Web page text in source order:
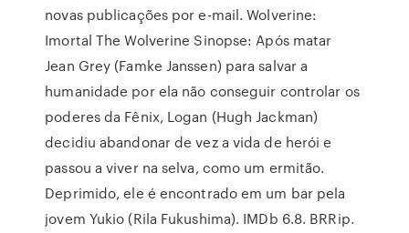
novas publicações por e-mail. Wolverine:
Imortal The Wolverine Sinopse: Após matar
Jean Grey (Famke Janssen) para salvar a
humanidade por ela não conseguir controlar os
poderes da Fênix, Logan (Hugh Jackman)
decidiu abandonar de vez a vida de herói e
passou a viver na selva, como um ermitão.
Deprimido, ele é encontrado em um bar pela
jovem Yukio (Rila Fukushima). IMDb 6.8. BRRip.